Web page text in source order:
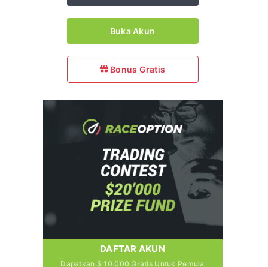
Buka Akun
Bonus Gratis
DAFTAR AKUN
Dapatkan $ 10.000 Gratis Untuk Pemula